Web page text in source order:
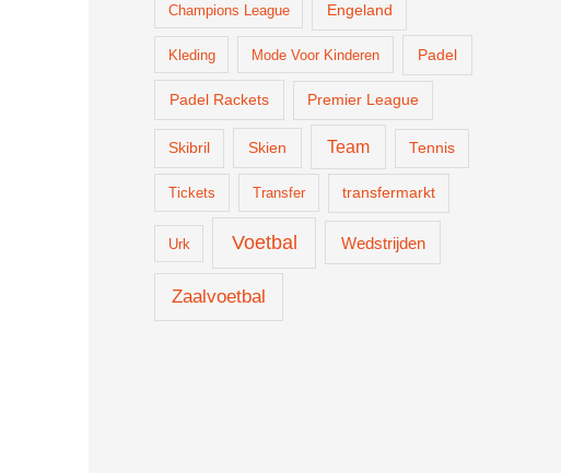
Champions League Engeland
Kleding Mode Voor Kinderen Padel
Padel Rackets Premier League
Skibril Skien Team Tennis
Tickets Transfer transfermarkt
Urk Voetbal Wedstrijden
Zaalvoetbal